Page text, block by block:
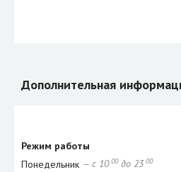
Дополнительная
Режим работы
Понедельник — с 10 00до 23 00